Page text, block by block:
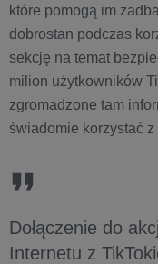
które pomogą im
dobrostan podczas
sekcję na temat
milion użytkowników
zgromadzone tam
świadomie korzystać
Dołączenie do
Internetu z